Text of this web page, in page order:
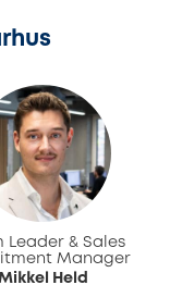
Leader & Sales
Manager
Held